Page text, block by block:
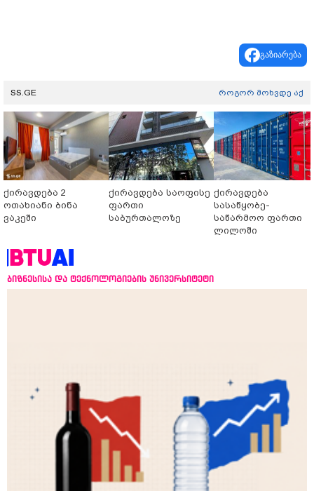
გაზიარება
SS.GE როგორ მოხვდე აქ
ქირავდება 2
ოთახიანი ბინა
ვაკეში
ქირავდება საოფისე
ფართი
საბურთალოზე
ქირავდება
სასაწყობე-
საწარმოო ფართი
ლილოში
ბიზნესისა და ტექნოლოგიების უნივერსიტეტი